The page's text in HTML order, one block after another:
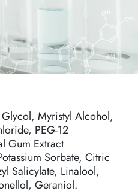
Myristyl Alcohol,
PEG-12
Gum Extract
Sorbate, Citric
Salicylate, Linalool,
Geraniol.